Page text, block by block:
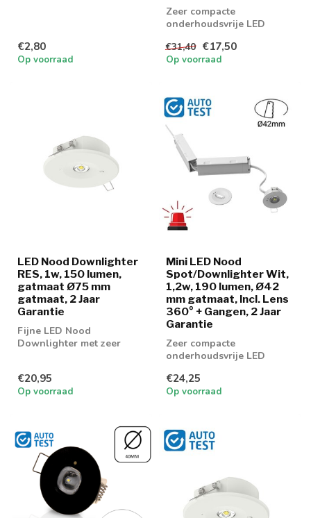
€2,80
Op voorraad
Zeer compacte
onderhoudsvrije LED
downlighter voor
kantoren en o...
€31,40 €17,50
Op voorraad
LED Nood Downlighter
RES, 1w, 150 lumen,
gatmaat Ø75 mm
gatmaat, 2 Jaar
Garantie
Fijne LED Nood
Downlighter met zeer
€20,95
Op voorraad
Mini LED Nood
Spot/Downlighter Wit,
1,2w, 190 lumen, Ø42
mm gatmaat, Incl. Lens
360° + Gangen, 2 Jaar
Garantie
Zeer compacte
onderhoudsvrije LED
downlighter voor
kantoren en o...
€24,25
Op voorraad